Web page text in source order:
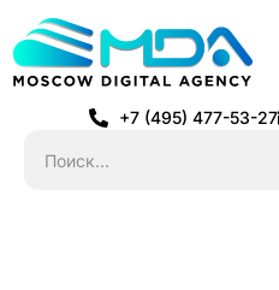
+7 (495) 477-53-27